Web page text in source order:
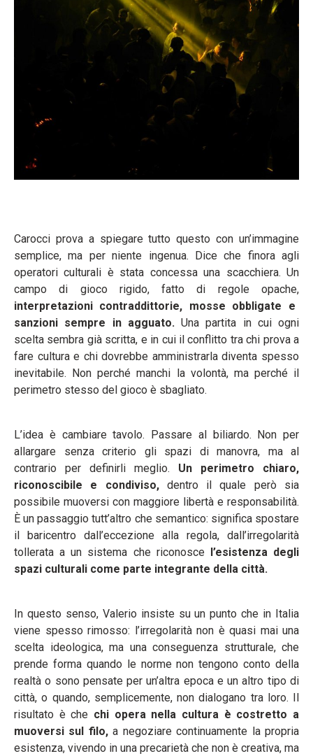
Carocci prova a spiegare tutto questo con un’immagine
semplice, ma per niente ingenua. Dice che finora agli
operatori culturali è stata concessa una scacchiera. Un
campo di gioco rigido, fatto di regole opache,
interpretazioni contraddittorie, mosse obbligate e
sanzioni sempre in agguato. Una partita in cui ogni
scelta sembra già scritta, e in cui il conflitto tra chi prova a
fare cultura e chi dovrebbe amministrarla diventa spesso
inevitabile. Non perché manchi la volontà, ma perché il
perimetro stesso del gioco è sbagliato.
L’idea è cambiare tavolo. Passare al biliardo. Non per
allargare senza criterio gli spazi di manovra, ma al
contrario per definirli meglio. Un perimetro chiaro,
riconoscibile e condiviso, dentro il quale però sia
possibile muoversi con maggiore libertà e responsabilità.
È un passaggio tutt’altro che semantico: significa spostare
il baricentro dall’eccezione alla regola, dall’irregolarità
tollerata a un sistema che riconosce
l’esistenza degli
spazi culturali come parte integrante della città.
In questo senso, Valerio insiste su un punto che in Italia
viene spesso rimosso: l’irregolarità non è quasi mai una
scelta ideologica, ma una conseguenza strutturale, che
prende forma quando le norme non tengono conto della
realtà o sono pensate per un’altra epoca e un altro tipo di
città, o quando, semplicemente, non dialogano tra loro. Il
risultato è che chi opera nella cultura è costretto a
muoversi sul filo,a negoziare continuamente la propria
esistenza, vivendo in una precarietà che non è creativa, ma